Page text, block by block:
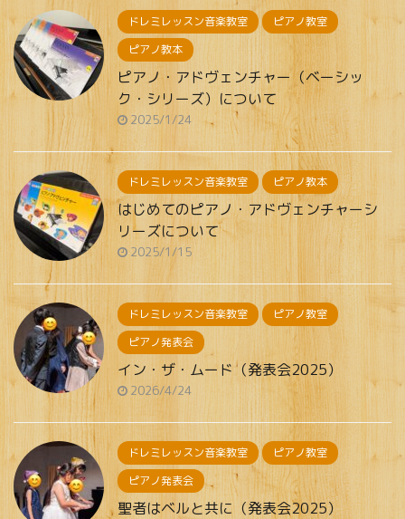
ドレミレッスン音楽教室
ピアノ教室
ピアノ教本
ピアノ・アドヴェンチャー（ベーシッ
ク・シリーズ）について
2025/1/24
ドレミレッスン音楽教室 ピアノ教本
はじめてのピアノ・アドヴェンチャーシ
リーズについて
2025/1/15
ドレミレッスン音楽教室
ピアノ教室
ピアノ発表会
イン・ザ・ムード（発表会2025）
2026/4/24
ドレミレッスン音楽教室
ピアノ教室
ピアノ発表会
聖者はベルと共に（発表会2025）